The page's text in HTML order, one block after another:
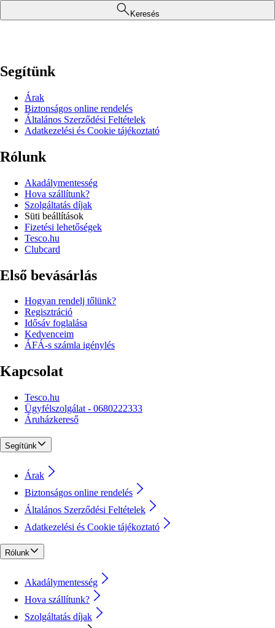
Keresés
Segítünk
Árak
Biztonságos online rendelés
Általános Szerződési Feltételek
Adatkezelési és Cookie tájékoztató
Rólunk
Akadálymentesség
Hova szállítunk?
Szolgáltatás díjak
Süti beállítások
Fizetési lehetőségek
Tesco.hu
Clubcard
Első bevásárlás
Hogyan rendelj tőlünk?
Regisztráció
Idősáv foglalása
Kedvenceim
ÁFÁ-s számla igénylés
Kapcsolat
Tesco.hu
Ügyfélszolgálat - 0680222333
Áruházkereső
Segítünk
Árak
Biztonságos online rendelés
Általános Szerződési Feltételek
Adatkezelési és Cookie tájékoztató
Rólunk
Akadálymentesség
Hova szállítunk?
Szolgáltatás díjak